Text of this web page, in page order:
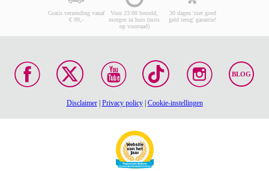
Gratis verzending vanaf
€ 99,-
Voor 23:00 besteld,
morgen in huis (mits
op voorraad)
30 dagen 'niet goed
geld terug' garantie!
BLOG
Disclaimer| Privacy policy| Cookie-instellingen